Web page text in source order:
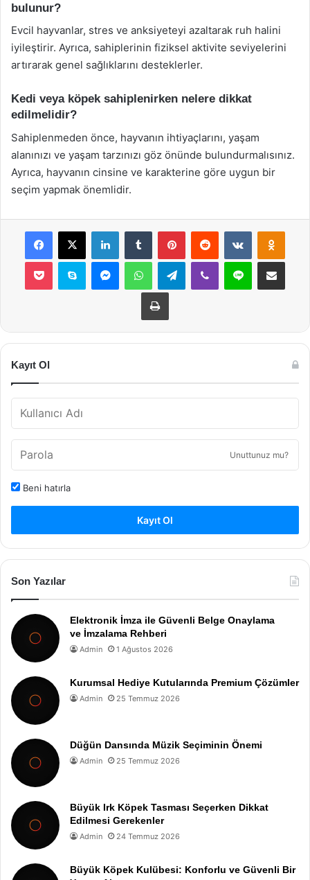
bulunur?
Evcil hayvanlar, stres ve anksiyeteyi azaltarak ruh halini
iyileştirir. Ayrıca, sahiplerinin fiziksel aktivite seviyelerini
artırarak genel sağlıklarını desteklerler.
Kedi veya köpek sahiplenirken nelere dikkat
edilmelidir?
Sahiplenmeden önce, hayvanın ihtiyaçlarını, yaşam
alanınızı ve yaşam tarzınızı göz önünde bulundurmalısınız.
Ayrıca, hayvanın cinsine ve karakterine göre uygun bir
seçim yapmak önemlidir.
Facebook
X LinkedInTumblr PinterestReddit VKontakte
Pocket Skype MessengerWhatsAppTelegramViber Line E-Posta ile
Yazdır
Kayıt Ol
Unuttunuz mu?
Beni hatırla
Kayıt Ol
Son Yazılar
Elektronik İmza ile Güvenli Belge Onaylama
ve İmzalama Rehberi
Admin 1 Ağustos 2026
Kurumsal Hediye Kutularında Premium Çözümler
Admin 25 Temmuz 2026
Düğün Dansında Müzik Seçiminin Önemi
Admin 25 Temmuz 2026
Büyük Irk Köpek Tasması Seçerken Dikkat
Edilmesi Gerekenler
Admin 24 Temmuz 2026
Büyük Köpek Kulübesi: Konforlu ve Güvenli Bir